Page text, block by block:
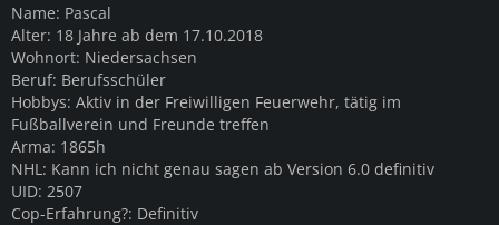
Name: Pascal
Alter: 18 Jahre ab dem 17.10.2018
Wohnort: Niedersachsen
Beruf: Berufsschüler
Hobbys: Aktiv in der Freiwilligen Feuerwehr, tätig im
Fußballverein und Freunde treffen
Arma: 1865h
NHL: Kann ich nicht genau sagen ab Version 6.0 definitiv
UID: 2507
Cop-Erfahrung?: Definitiv